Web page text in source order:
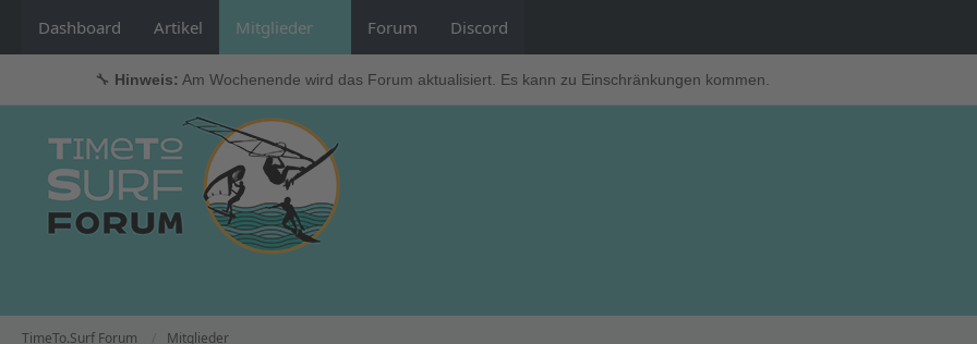
🔧 Hinweis: Am Wochenende wird das Forum aktualisiert. Es kann zu Einschränkungen kommen.
Dashboard Artikel Mitglieder Forum Discord
TimeTo.Surf Forum Mitglieder